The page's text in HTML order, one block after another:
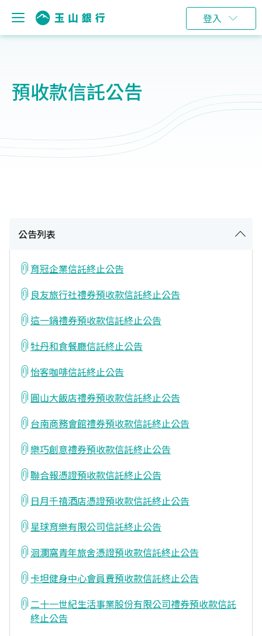
登入
預收款信託公告
公告列表
育冠企業信託終止公告
良友旅行社禮券預收款信託終止公告
這一鍋禮券預收款信託終止公告
牡丹和食餐廳信託終止公告
怡客咖啡信託終止公告
圓山大飯店禮券預收款信託終止公告
台南商務會館禮券預收款信託終止公告
樂巧創意禮券預收款信託終止公告
聯合報憑證預收款信託終止公告
日月千禧酒店憑證預收款信託終止公告
星球育樂有限公司信託終止公告
洄瀾窩青年旅舍憑證預收款信託終止公告
卡坦健身中心會員費預收款信託終止公告
二十一世紀生活事業股份有限公司禮券預收款信託
終止公告